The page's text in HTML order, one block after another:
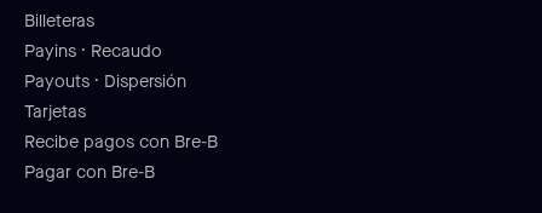
Billeteras
Payins · Recaudo
Payouts · Dispersión
Tarjetas
Recibe pagos con Bre-B
Pagar con Bre-B